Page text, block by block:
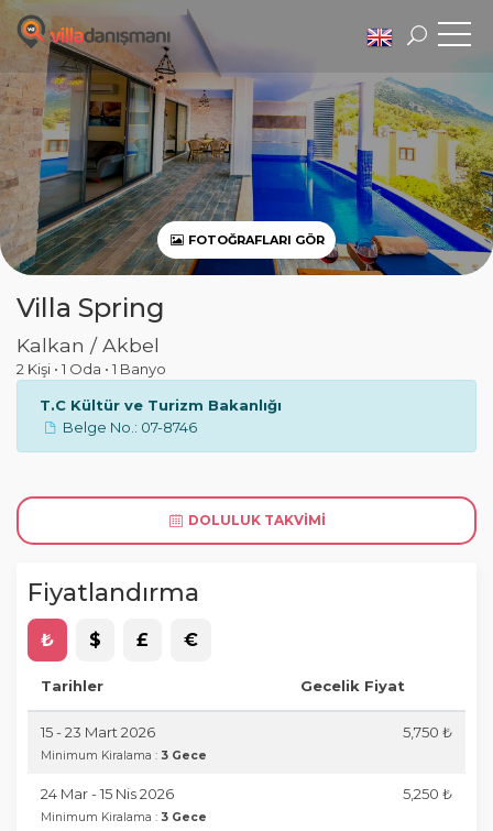
FOTOĞRAFLARI GÖR
Villa Spring
Kalkan / Akbel
2 Kişi • 1 Oda • 1 Banyo
T.C Kültür ve Turizm Bakanlığı
Belge No.: 07-8746
DOLULUK TAKVIMI
Fiyatlandırma
₺ $ £ €
Tarihler Gecelik Fiyat
15 - 23 Mart 2026
Minimum Kiralama : 3 Gece
5,750 ₺
24 Mar - 15 Nis 2026
Minimum Kiralama : 3 Gece
5,250 ₺